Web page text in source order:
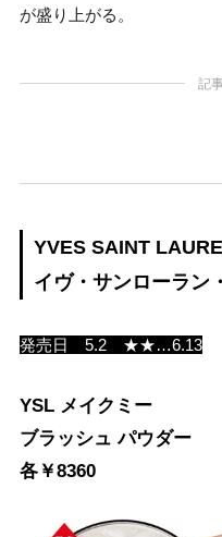
が盛り上がる。
記
YVES SAINT
イヴ・サンローラン
発売日 5.2 ★★…6.13
YSL メイクミー
ブラッシュ パウダー
各￥8360